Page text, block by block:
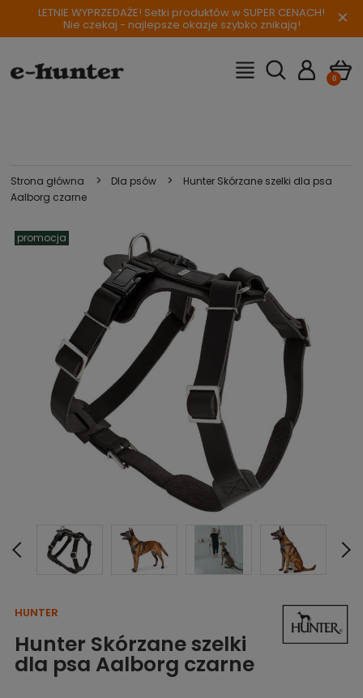
LETNIE WYPRZEDAŻE! Setki produktów w SUPER CENACH!
Nie czekaj - najlepsze okazje szybko znikają! ×
Strona główna > Dla psów >
Hunter Skórzane szelki dla psa
Aalborg czarne
promocja
HUNTER
Hunter Skórzane szelki
dla psa Aalborg czarne